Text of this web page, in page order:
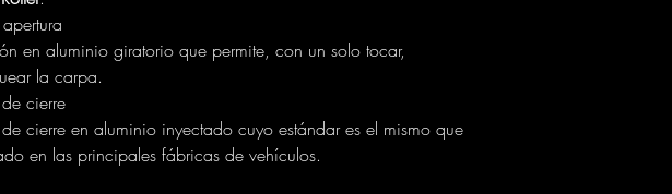
en aluminio giratorio que permite, con un solo tocar,
la carpa.
cierre
cierre en aluminio inyectado cuyo estándar es el mismo que
en las principales fábricas de vehículos.